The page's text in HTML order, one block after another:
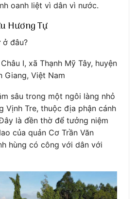
oanh liệt vì dân vì nước.
Hương Tự
ở đâu?
I, xã Thạnh Mỹ Tây, huyện
Giang, Việt Nam
sâu trong một ngôi làng nhỏ
Vịnh Tre, thuộc địa phận cánh
là đền thờ để tưởng niệm
của quản Cơ Trần Văn
hùng có công với dân với